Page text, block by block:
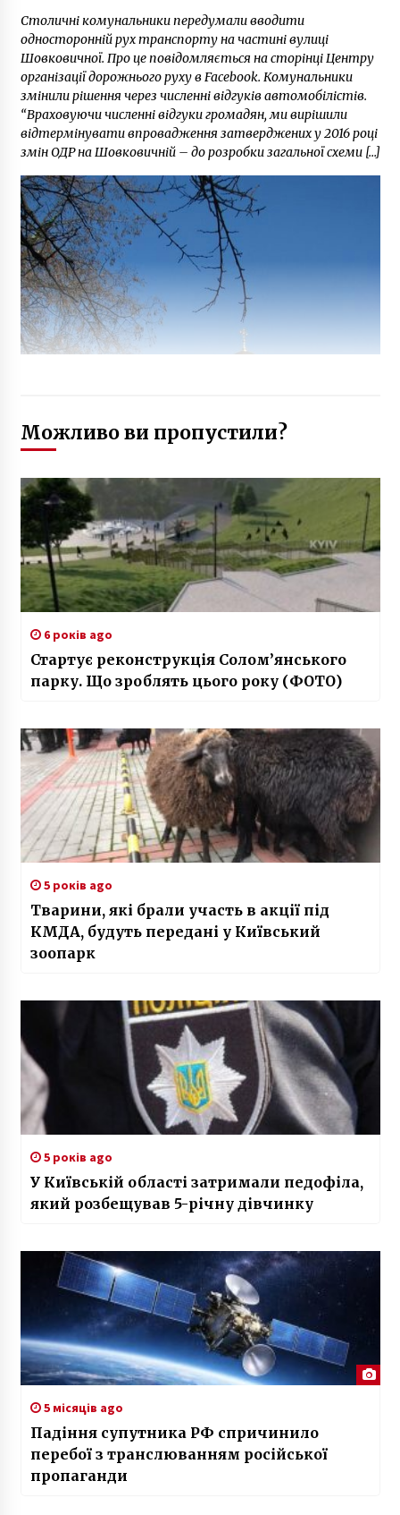
Столичні комунальники передумали вводити
односторонній рух транспорту на частині вулиці
Шовковичної. Про це повідомляється на сторінці Центру
організації дорожнього руху в Facebook. Комунальники
змінили рішення через численні відгуків автомобілістів.
“Враховуючи численні відгуки громадян, ми вирішили
відтермінувати впровадження затверджених у 2016 році
змін ОДР на Шовковичній – до розробки загальної схеми […]
Можливо ви пропустили?
6 років ago
Стартує реконструкція Солом’янського
парку. Що зроблять цього року (ФОТО)
5 років ago
Тварини, які брали участь в акції під
КМДА, будуть передані у Київський
зоопарк
5 років ago
У Київській області затримали педофіла,
який розбещував 5-річну дівчинку
5 місяців ago
Падіння супутника РФ спричинило
перебої з транслюванням російської
пропаганди